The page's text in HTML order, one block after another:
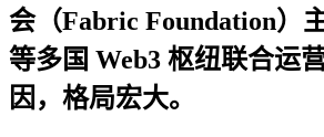
会（Fabric Foundation）
等多国 Web3 枢纽联合运
因，格局宏大。